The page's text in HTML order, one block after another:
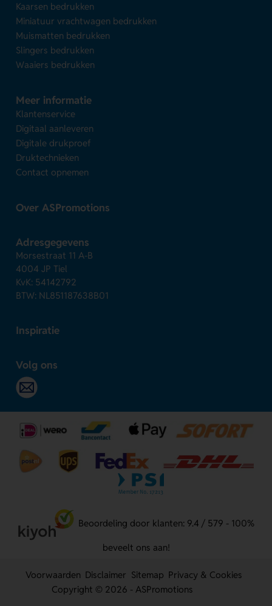
Kaarsen bedrukken
Miniatuur vrachtwagen bedrukken
Muismatten bedrukken
Slingers bedrukken
Waaiers bedrukken
Meer informatie
Klantenservice
Digitaal aanleveren
Digitale drukproef
Druktechnieken
Contact opnemen
Over ASPromotions
Adresgegevens
Morsestraat 11 A-B
4004 JP Tiel
KvK: 54142792
BTW: NL851187638B01
Inspiratie
Volg ons
Beoordeling door klanten: 9.4 / 579 - 100%
beveelt ons aan!
Voorwaarden Disclaimer Sitemap Privacy & Cookies
Copyright © 2026 - ASPromotions